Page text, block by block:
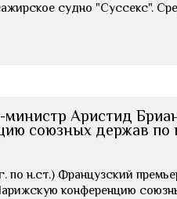
судно "Суссекс".
Аристид
союзных держав по
по н.ст.) Французский
конференцию